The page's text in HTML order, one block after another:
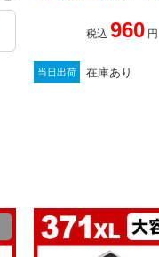
税込 960 円
当日出荷 在庫あり